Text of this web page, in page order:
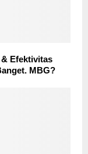
Efektivitas
MBG?